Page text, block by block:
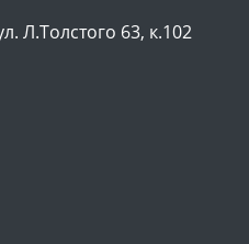
Л.Толстого 63, к.102